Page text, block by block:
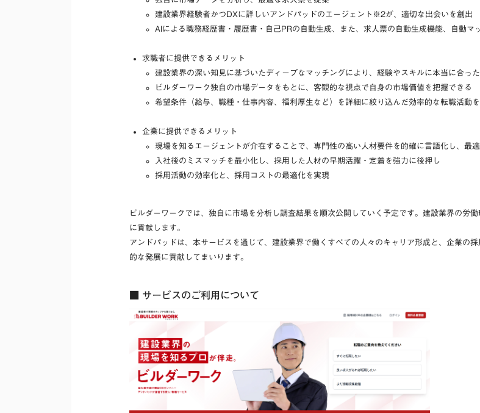
建設業界経験者かつDXに詳しいアンドパッドのエージェント※2が、適切な出会いを創出
AIによる職務経歴書・履歴書・自己PRの自動生成、また、求人票の自動生成機能、自動
求職者に提供できるメリット
建設業界の深い知見に基づいたディープなマッチングにより、経験やスキルに本当に合っ
ビルダーワーク独自の市場データをもとに、客観的な視点で自身の市場価値を把握できる
希望条件（給与、職種・仕事内容、福利厚生など）を詳細に絞り込んだ効率的な転職活動
企業に提供できるメリット
現場を知るエージェントが介在することで、専門性の高い人材要件を的確に言語化し、最
入社後のミスマッチを最小化し、採用した人材の早期活躍・定着を強力に後押し
採用活動の効率化と、採用コストの最適化を実現
ビルダーワークでは、独自に市場を分析し調査結果を順次公開していく予定です。建設業界の労
に貢献します。
アンドパッドは、本サービスを通じて、建設業界で働くすべての人々のキャリア形成と、企業の
的な発展に貢献してまいります。
■ サービスのご利用について